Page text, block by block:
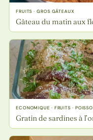
FRUITS · GROS GÂTEAUX
Gâteau du matin aux
ECONOMIQUE · FRUITS ·
Gratin de sardines à